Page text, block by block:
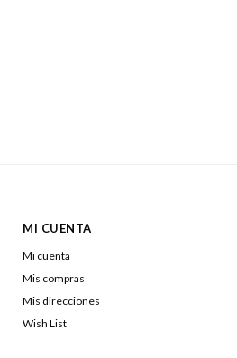
MI CUENTA
Mi cuenta
Mis compras
Mis direcciones
Wish List